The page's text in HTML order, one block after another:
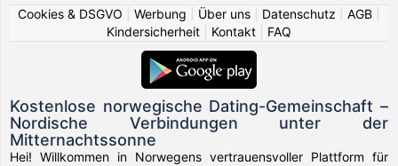
Cookies & DSGVO
Werbung Über uns Datenschutz AGB
Kindersicherheit
Kontakt FAQ
Kostenlose norwegische Dating-Gemeinschaft –
Nordische Verbindungen unter der
Mitternachtssonne
Hei! Willkommen in Norwegens vertrauensvoller Plattform für